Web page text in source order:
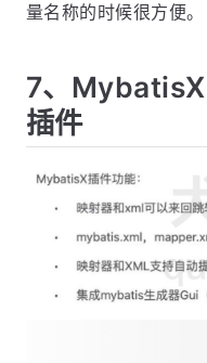
量名称的时候很方便。
7、
插件